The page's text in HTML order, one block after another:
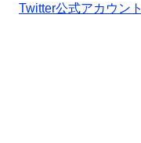
Twitter公式アカウント